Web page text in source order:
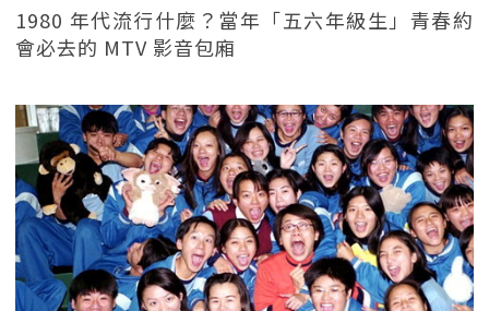
1980 年代流行什麼？當年「五六年級生」青春約
會必去的 MTV 影音包廂